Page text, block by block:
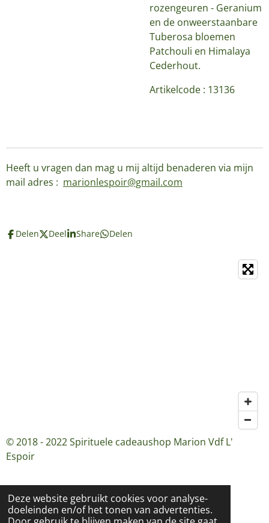
Deze website gebruikt cookies voor analyse-
doeleinden en/of het tonen van advertenties.
rozengeuren - Geranium
en de onweerstaanbare
Tuberosa bloemen
Patchouli en Himalaya
Cederhout.
Artikelcode : 13136
Heeft u vragen dan mag u mij altijd benaderen via mijn
mail adres : marionlespoir@gmail.com
Delen Deel Share Delen
© 2018 - 2022 Spirituele cadeaushop Marion Vdf L'
Espoir